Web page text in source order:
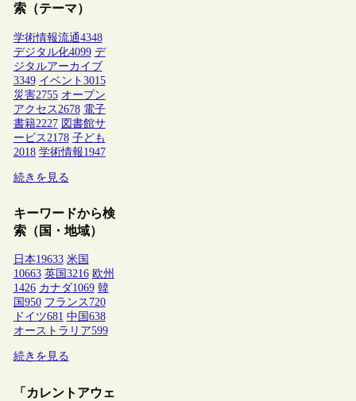
索（テーマ）
学術情報流通4348
デジタル化4099 デ
ジタルアーカイブ
3349 イベント 3015
災害2755 オープン
アクセス 2678 電子
書籍2227 図書館サ
ービス 2178 子ども
2018 学術情報1947
続きを見る
キーワードから検
索（国・地域）
日本19633 米国
10663 英国 3216 欧州
1426 カナダ1069 韓
国 950 フランス 720
ドイツ681 中国 638
オーストラリア599
続きを見る
「カレントアウェ